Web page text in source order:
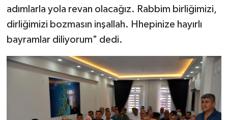
adımlarla yola revan olacağız. Rabbim birliğimizi,
dirliğimizi bozmasın inşallah. Hhepinize hayırlı
bayramlar diliyorum" dedi.